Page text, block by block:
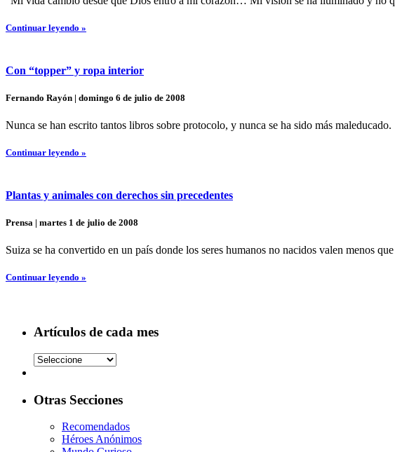
Continuar leyendo »
Con “topper” y ropa interior
Fernando Rayón | domingo 6 de julio de 2008
Nunca se han escrito tantos libros sobre protocolo, y nunca se ha sido más maleducado.
Continuar leyendo »
Plantas y animales con derechos sin precedentes
Prensa | martes 1 de julio de 2008
Suiza se ha convertido en un país donde los seres humanos no nacidos valen menos
Continuar leyendo »
Artículos de cada mes
Otras Secciones
Recomendados
Héroes Anónimos